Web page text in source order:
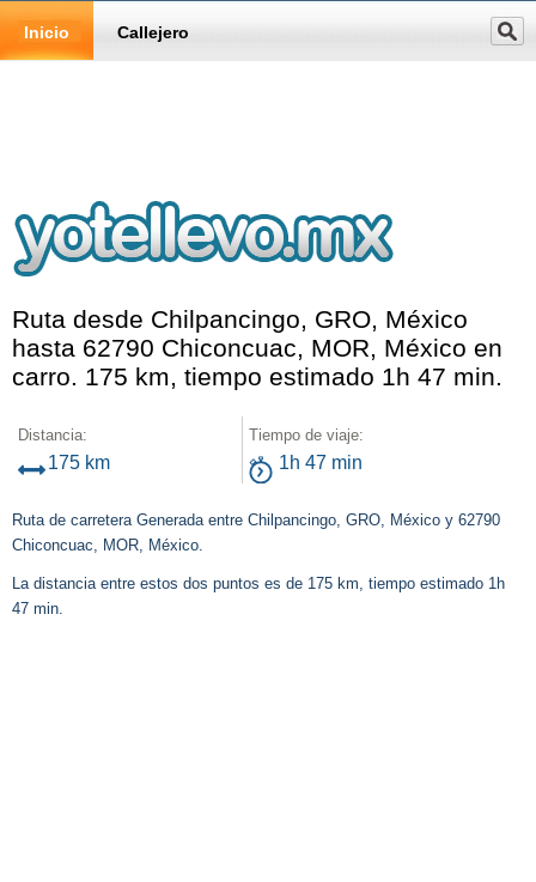
Inicio Callejero
Ruta desde Chilpancingo, GRO, México
hasta 62790 Chiconcuac, MOR, México en
carro. 175 km, tiempo estimado 1h 47 min.
Distancia:
175 km
Tiempo de viaje:
1h 47 min
Ruta de carretera Generada entre Chilpancingo, GRO, México y 62790
Chiconcuac, MOR, México.
La distancia entre estos dos puntos es de 175 km, tiempo estimado 1h
47 min.